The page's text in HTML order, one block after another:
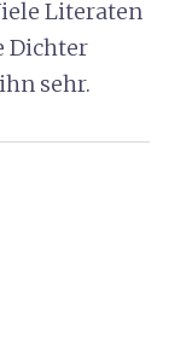
Literaten
Dichter
sehr.